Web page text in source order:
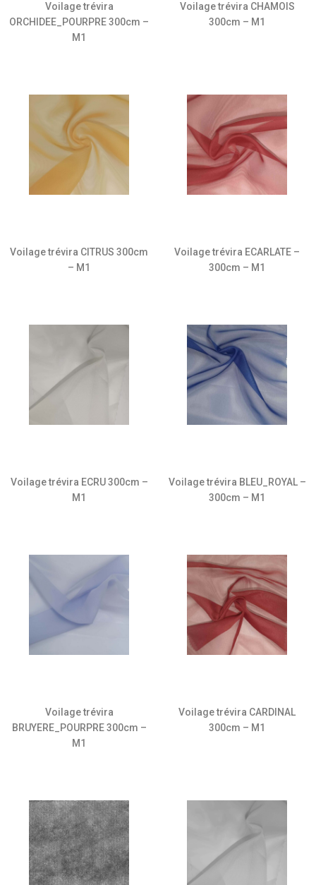
Voilage trévira
ORCHIDEE_POURPRE 300cm –
M1
Voilage trévira CHAMOIS
300cm – M1
Voilage trévira CITRUS 300cm
– M1
Voilage trévira ECARLATE –
300cm – M1
Voilage trévira ECRU 300cm –
M1
Voilage trévira BLEU_ROYAL –
300cm – M1
Voilage trévira
BRUYERE_POURPRE 300cm –
M1
Voilage trévira CARDINAL
300cm – M1